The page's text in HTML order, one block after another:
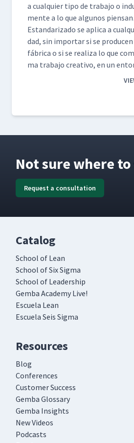
a cualquier tipo de tra­ba­jo o
mente a lo que algunos
Estandariza­do se apli­ca a
dad, sin impor­tar si se
fábri­ca o si se real­iza lo que
ma tra­ba­jo cre­ati­vo, en un
Not sure where
Request a consultation
Catalog
School of Lean
School of Six Sigma
School of Leadership
Gemba Academy Live!
Escuela Lean
Escuela Seis Sigma
Resources
Blog
Conferences
Customer Success
Gemba Glossary
Gemba Insights
New Videos
Podcasts